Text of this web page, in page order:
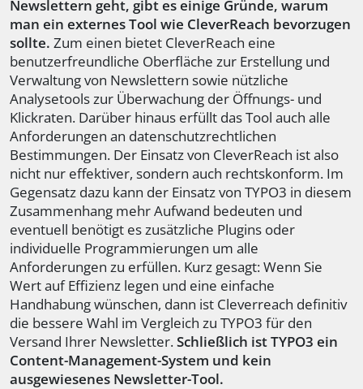
Newslettern geht, gibt es einige Gründe, warum
man ein externes Tool wie CleverReach bevorzugen
sollte. Zum einen bietet CleverReach eine
benutzerfreundliche Oberfläche zur Erstellung und
Verwaltung von Newslettern sowie nützliche
Analysetools zur Überwachung der Öffnungs- und
Klickraten. Darüber hinaus erfüllt das Tool auch alle
Anforderungen an datenschutzrechtlichen
Bestimmungen. Der Einsatz von CleverReach ist also
nicht nur effektiver, sondern auch rechtskonform. Im
Gegensatz dazu kann der Einsatz von TYPO3 in diesem
Zusammenhang mehr Aufwand bedeuten und
eventuell benötigt es zusätzliche Plugins oder
individuelle Programmierungen um alle
Anforderungen zu erfüllen. Kurz gesagt: Wenn Sie
Wert auf Effizienz legen und eine einfache
Handhabung wünschen, dann ist Cleverreach definitiv
die bessere Wahl im Vergleich zu TYPO3 für den
Versand Ihrer Newsletter.Schließlich ist TYPO3 ein
Content-Management-System und kein
ausgewiesenes Newsletter-Tool.